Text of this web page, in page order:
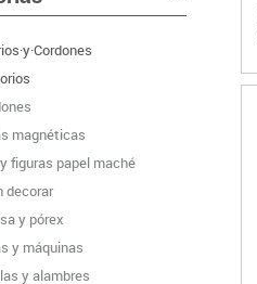
magnéticas
figuras papel maché
decorar
y pórex
y máquinas
y alambres